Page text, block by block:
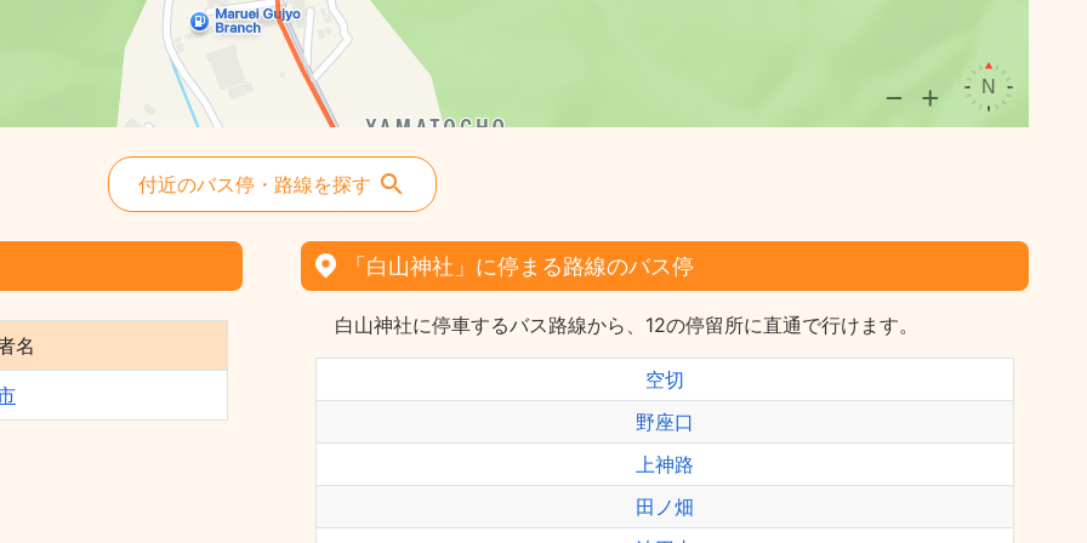
付近のバス停・路線を探す
名
「白山神社」に停まる路線のバス停
白山神社に停車するバス路線から、12の停留所に直通で行けます。
空切
野座口
上神路
田ノ畑